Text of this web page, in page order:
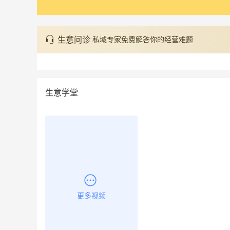
生意问诊 私域专家免费解答你的经营难题
生意学堂
更多视频